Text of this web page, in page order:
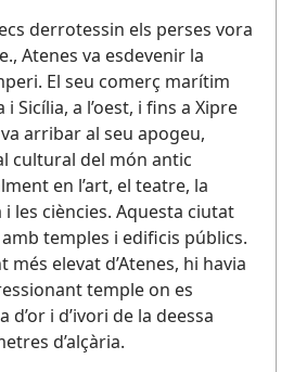
derrotessin els perses vora
Atenes va esdevenir la
El seu comerç marítim
Sicília, a l’oest, i fins a Xipre
va arribar al seu apogeu,
cultural del món antic
en l’art, el teatre, la
les ciències. Aquesta ciutat
temples i edificis públics.
més elevat d’Atenes, hi havia
temple on es
i d’ivori de la deessa
d’alçària.